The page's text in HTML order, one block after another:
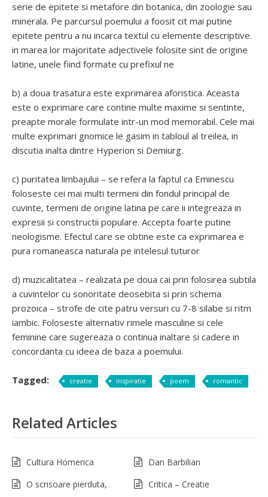
serie de epitete si metafore din botanica, din zoologie sau
minerala. Pe parcursul poemului a foosit cit mai putine
epitete pentru a nu incarca textul cu elemente descriptive.
in marea lor majoritate adjectivele folosite sint de origine
latine, unele fiind formate cu prefixul ne
b) a doua trasatura este exprimarea aforistica. Aceasta
este o exprimare care contine multe maxime si sentinte,
preapte morale formulate intr-un mod memorabil. Cele mai
multe exprimari gnomice le gasim in tabloul al treilea, in
discutia inalta dintre Hyperion si Demiurg.
c) puritatea limbajului – se refera la faptul ca Eminescu
foloseste cei mai multi termeni din fondul principal de
cuvinte, termeni de origine latina pe care ii integreaza in
expresii si constructii populare. Accepta foarte putine
neologisme. Efectul care se obtine este ca exprimarea e
pura romaneasca naturala pe intelesul tuturor
d) muzicalitatea – realizata pe doua cai prin folosirea subtila
a cuvintelor cu sonoritate deosebita si prin schema
prozoica – strofe de cite patru versuri cu 7-8 silabe si ritm
iambic. Foloseste alternativ rimele masculine si cele
feminine care sugereaza o continua inaltare si cadere in
concordanta cu ideea de baza a poemului.
Tagged: creatie inspiratie poem romantic
Related Articles
Cultura Homerica
Dan Barbilian
O scrisoare pierduta,
Critica – Creatie